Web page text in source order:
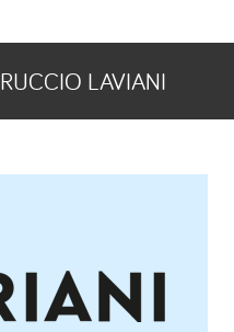
LAVIANI